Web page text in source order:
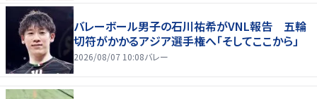
バレーボール男子の石川祐希がVNL報告 五輪
切符がかかるアジア選手権へ「そしてここから」
2026/08/07 10:08バレー